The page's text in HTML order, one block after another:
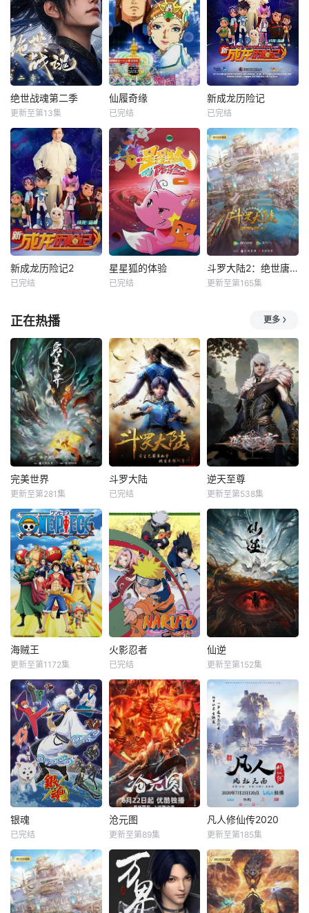
绝世战魂第二季
更新至第13集
仙履奇缘
已完结
新成龙历险记
已完结
新成龙历险记2
已完结
星星狐的体验
已完结
斗罗大陆2：绝世唐门
更新至第165集
正在热播 更多
完美世界
更新至第281集
斗罗大陆
已完结
逆天至尊
更新至第538集
海贼王
更新至第1172集
火影忍者
已完结
仙逆
更新至第152集
银魂
已完结
沧元图
更新至第89集
凡人修仙传2020
更新至第185集